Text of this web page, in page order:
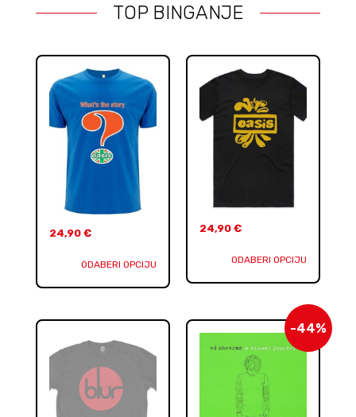
TOP BINGANJE
24,90 €
ODABERI OPCIJU
24,90 €
ODABERI OPCIJU
-44%